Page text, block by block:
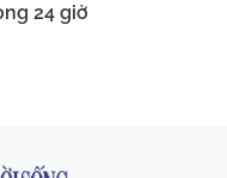
24 giờ